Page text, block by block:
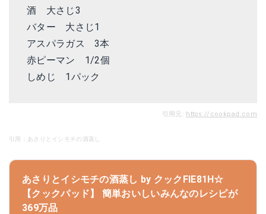
酒 大さじ3
バター 大さじ1
アスパラガス 3本
赤ピーマン 1/2個
しめじ 1パック
引用元: https://cookpad.com
引用：あさりとイシモチの酒蒸し
あさりとイシモチの酒蒸し by クックFIE81H☆
【クックパッド】 簡単おいしいみんなのレシピが
369万品